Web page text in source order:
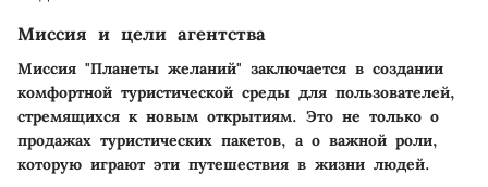
Миссия и цели агентства
Миссия "Планеты желаний" заключается в создании
комфортной туристической среды для пользователей,
стремящихся к новым открытиям. Это не только о
продажах туристических пакетов, а о важной роли,
которую играют эти путешествия в жизни людей.